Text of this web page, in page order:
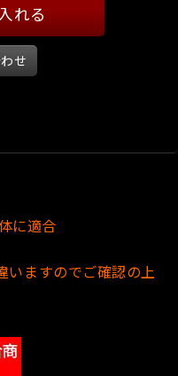
れる
せ
に適合
ますのでご確認の上